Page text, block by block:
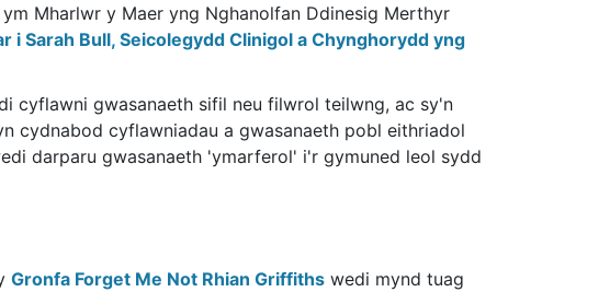
Mharlwr y Maer yng Nghanolfan Ddinesig Merthyr
i Sarah Bull, Seicolegydd Clinigol a Chynghorydd yng
cyflawni gwasanaeth sifil neu filwrol teilwng, ac sy'n
cydnabod cyflawniadau a gwasanaeth pobl eithriadol
darparu gwasanaeth 'ymarferol' i'r gymuned leol sydd
Gronfa Forget Me Not Rhian Griffiths wedi mynd tuag